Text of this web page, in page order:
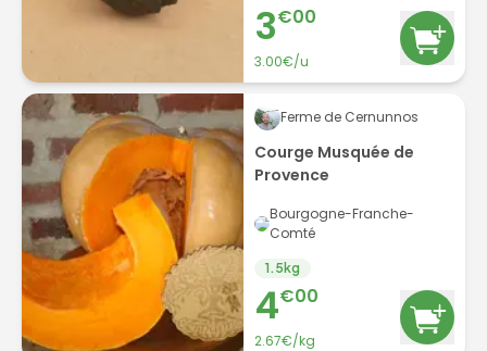
3€00
3.00€/u
Ferme de Cernunnos
Courge Musquée de
Provence
Bourgogne-Franche-
Comté
1.5 kg
4€00
2.67€/kg